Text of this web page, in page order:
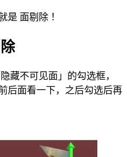
是 面剔除 ！
藏不可见面」的勾选框，
后面看一下，之后勾选后再